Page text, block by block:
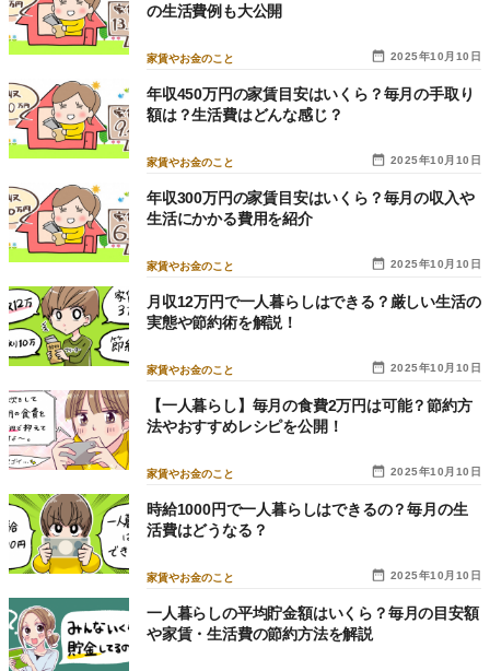
2025年10月10日
家賃やお金のこと
の生活費例も大公開
2025年10月10日
家賃やお金のこと
年収450万円の家賃目安はいくら？毎月の手取り
額は？生活費はどんな感じ？
2025年10月10日
家賃やお金のこと
年収300万円の家賃目安はいくら？毎月の収入や
生活にかかる費用を紹介
2025年10月10日
家賃やお金のこと
月収12万円で一人暮らしはできる？厳しい生活の
実態や節約術を解説！
2025年10月10日
家賃やお金のこと
【一人暮らし】毎月の食費2万円は可能？節約方
法やおすすめレシピを公開！
2025年10月10日
家賃やお金のこと
時給1000円で一人暮らしはできるの？毎月の生
活費はどうなる？
一人暮らしの平均貯金額はいくら？毎月の目安額
や家賃・生活費の節約方法を解説